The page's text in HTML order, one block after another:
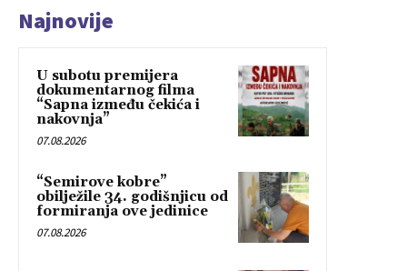
Najnovije
U subotu premijera
dokumentarnog filma
“Sapna između čekića i
nakovnja”
07.08.2026
“Semirove kobre”
obilježile 34. godišnjicu od
formiranja ove jedinice
07.08.2026